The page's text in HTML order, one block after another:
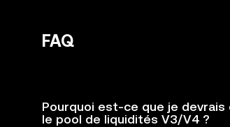
FAQ
Pourquoi est-ce que je
le pool de liquidités V3/V4 ?